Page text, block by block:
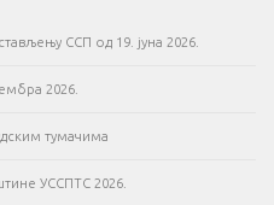
ССП од 19. јуна 2026.
2026.
тумачима
УССПТС 2026.